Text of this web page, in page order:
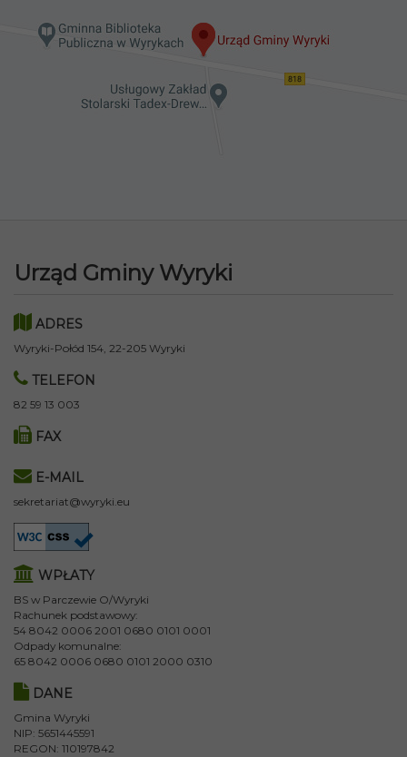
Urząd Gminy Wyryki
ADRES
Wyryki-Połód 154, 22-205 Wyryki
TELEFON
82 59 13 003
FAX
E-MAIL
sekretariat@wyryki.eu
WPŁATY
BS w Parczewie O/Wyryki
Rachunek podstawowy:
54 8042 0006 2001 0680 0101 0001
Odpady komunalne:
65 8042 0006 0680 0101 2000 0310
DANE
Gmina Wyryki
NIP: 5651445591
REGON: 110197842